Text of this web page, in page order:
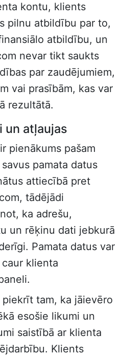
kontu, klients
pilnu atbildību par to,
atbildību, un
nevar tikt saukts
par zaudējumiem,
vai prasībām, kas var
rezultātā.
un atļaujas
pienākums pašam
pamata datus
attiecībā pret
tādējādi
ka adrešu,
un rēķinu dati jebkurā
Pamata datus var
klienta
piekrīt tam, ka jāievēro
esošie likumi un
saistībā ar klienta
Klients